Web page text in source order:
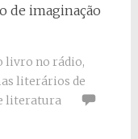
de imaginação
livro no rádio,
literários de
literatura